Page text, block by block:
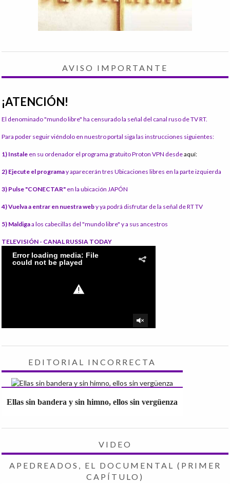
AVISO IMPORTANTE
¡ATENCIÓN!
El denominado "mundo libre" ha censurado la señal del canal ruso de TV RT.
Para poder seguir viéndolo en nuestro portal siga las instrucciones siguientes:
1) Instale en su ordenador el programa gratuito Proton VPN desdeaquí:
2) Ejecute el programay aparecerán tres Ubicaciones libres en la parte izquierda
3) Pulse "CONECTAR" en la ubicación JAPÓN
4) Vuelva a entrar en nuestra weby ya podrá disfrutar de la señal de RT TV
5) Maldigaa los cabecillas del "mundo libre" y a sus ancestros
TELEVISIÓN - CANAL RUSSIA TODAY
EDITORIAL INCORRECTA
Ellas sin bandera y sin himno, ellos sin vergüenza
VIDEO
APEDREADOS, EL DOCUMENTAL (PRIMER
CAPÍTULO)